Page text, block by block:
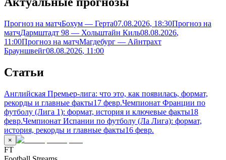
Прогноз на матчБохум — Герта07.08.2026, 18:30Прогноз на
матчДармштадт 98 — Хольштайн Киль08.08.2026,
11:00Прогноз на матчМагдебург — Айнтрахт
Брауншвейг08.08.2026, 11:00
Статьи
Английская Премьер-лига: что это, как появилась, формат,
рекорды и главные факты17 февр.Чемпионат Франции по
футболу (Лига 1): формат, история и ключевые факты18
февр.Чемпионат Испании по футболу (Ла Лига): формат,
история, рекорды и главные факты16 февр.
×
FT